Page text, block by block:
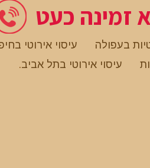
זמינה כעט
בעפולה עיסוי אירוטי
עיסוי אירוטי בתל אביב.